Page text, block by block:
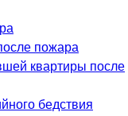
пожара
квартиры после
бедствия